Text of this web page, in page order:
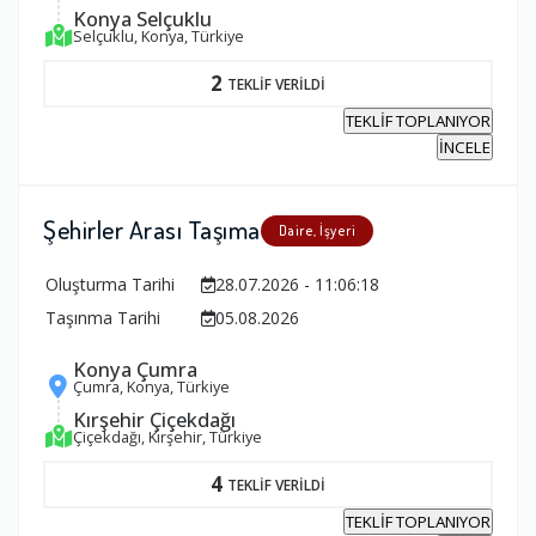
Konya Selçuklu
Selçuklu, Konya, Türkiye
2 TEKLİF VERİLDİ
TEKLİF TOPLANIYOR
İNCELE
Şehirler Arası Taşıma Daire, İşyeri
Oluşturma Tarihi
28.07.2026 - 11:06:18
Taşınma Tarihi
05.08.2026
Konya Çumra
Çumra, Konya, Türkiye
Kırşehir Çiçekdağı
Çiçekdağı, Kırşehir, Türkiye
4 TEKLİF VERİLDİ
TEKLİF TOPLANIYOR